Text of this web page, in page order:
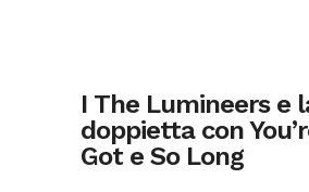
I The Lumineers e
doppietta con
Got e So Long